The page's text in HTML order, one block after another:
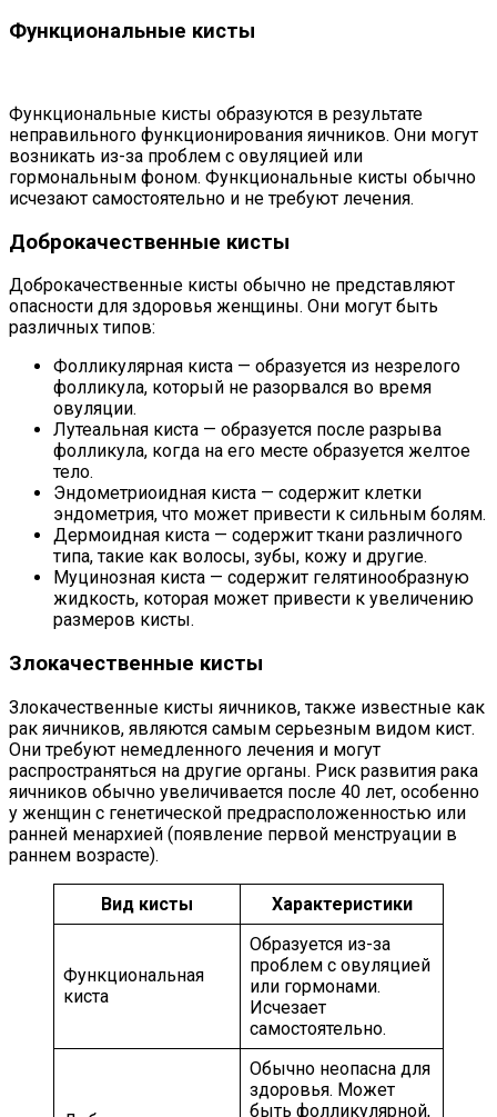
Функциональные кисты
Функциональные кисты образуются в результате
неправильного функционирования яичников. Они могут
возникать из-за проблем с овуляцией или
гормональным фоном. Функциональные кисты обычно
исчезают самостоятельно и не требуют лечения.
Доброкачественные кисты
Доброкачественные кисты обычно не представляют
опасности для здоровья женщины. Они могут быть
различных типов:
Фолликулярная киста — образуется из незрелого
фолликула, который не разорвался во время
овуляции.
Лутеальная киста — образуется после разрыва
фолликула, когда на его месте образуется желтое
тело.
Эндометриоидная киста — содержит клетки
эндометрия, что может привести к сильным болям.
Дермоидная киста — содержит ткани различного
типа, такие как волосы, зубы, кожу и другие.
Муцинозная киста — содержит гелятинообразную
жидкость, которая может привести к увеличению
размеров кисты.
Злокачественные кисты
Злокачественные кисты яичников, также известные как
рак яичников, являются самым серьезным видом кист.
Они требуют немедленного лечения и могут
распространяться на другие органы. Риск развития рака
яичников обычно увеличивается после 40 лет, особенно
у женщин с генетической предрасположенностью или
ранней менархией (появление первой менструации в
раннем возрасте).
Вид кисты Характеристики
Функциональная
киста
Образуется из-за
проблем с овуляцией
или гормонами.
Исчезает
самостоятельно.
Обычно неопасна для
здоровья. Может
быть фолликулярной,